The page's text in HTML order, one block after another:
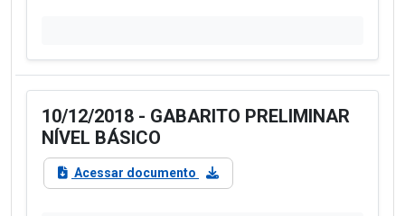
10/12/2018 - GABARITO PRELIMINAR
NÍVEL BÁSICO
Acessar documento